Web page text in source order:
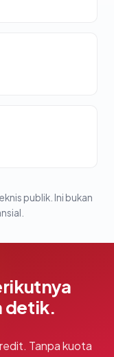
publik. Ini bukan
detik.
Tanpa kuota